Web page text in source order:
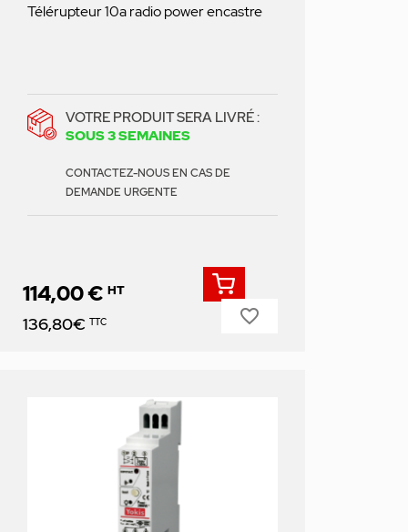
Télérupteur 10a radio power encastre
VOTRE PRODUIT SERA LIVRÉ :
SOUS 3 SEMAINES
CONTACTEZ-NOUS EN CAS DE
DEMANDE URGENTE
Prix
114,00 € HT
136,80€ TTC favorite_border